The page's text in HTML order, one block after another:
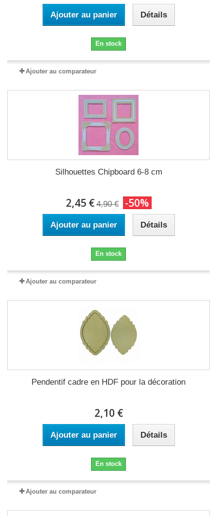
Ajouter au panier Détails
En stock
Ajouter au comparateur
Silhouettes Chipboard 6-8 cm
2,45 € 4,90 € -50%
Ajouter au panier Détails
En stock
Ajouter au comparateur
Pendentif cadre en HDF pour la décoration
2,10 €
Ajouter au panier Détails
En stock
Ajouter au comparateur